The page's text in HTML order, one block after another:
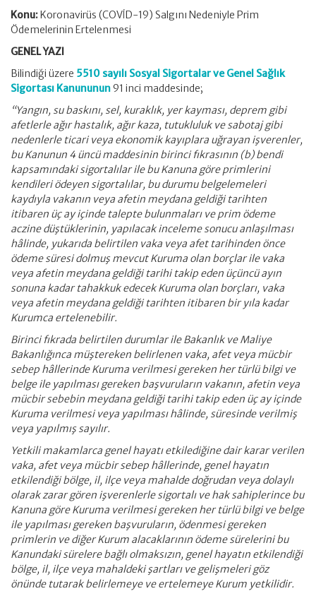
Konu:Koronavirüs (COVİD-19) Salgını Nedeniyle Prim
Ödemelerinin Ertelenmesi
GENEL YAZI
Bilindiği üzere 5510 sayılı Sosyal Sigortalar ve Genel Sağlık
Sigortası Kanununun91 inci maddesinde;
“Yangın, su baskını, sel, kuraklık, yer kayması, deprem gibi
afetlerle ağır hastalık, ağır kaza, tutukluluk ve sabotaj gibi
nedenlerle ticari veya ekonomik kayıplara uğrayan işverenler,
bu Kanunun 4 üncü maddesinin birinci fıkrasının (b) bendi
kapsamındaki sigortalılar ile bu Kanuna göre primlerini
kendileri ödeyen sigortalılar, bu durumu belgelemeleri
kaydıyla vakanın veya afetin meydana geldiği tarihten
itibaren üç ay içinde talepte bulunmaları ve prim ödeme
aczine düştüklerinin, yapılacak inceleme sonucu anlaşılması
hâlinde, yukarıda belirtilen vaka veya afet tarihinden önce
ödeme süresi dolmuş mevcut Kuruma olan borçlar ile vaka
veya afetin meydana geldiği tarihi takip eden üçüncü ayın
sonuna kadar tahakkuk edecek Kuruma olan borçları, vaka
veya afetin meydana geldiği tarihten itibaren bir yıla kadar
Kurumca ertelenebilir.
Birinci fıkrada belirtilen durumlar ile Bakanlık ve Maliye
Bakanlığınca müştereken belirlenen vaka, afet veya mücbir
sebep hâllerinde Kuruma verilmesi gereken her türlü bilgi ve
belge ile yapılması gereken başvuruların vakanın, afetin veya
mücbir sebebin meydana geldiği tarihi takip eden üç ay içinde
Kuruma verilmesi veya yapılması hâlinde, süresinde verilmiş
veya yapılmış sayılır.
Yetkili makamlarca genel hayatı etkilediğine dair karar verilen
vaka, afet veya mücbir sebep hâllerinde, genel hayatın
etkilendiği bölge, il, ilçe veya mahalde doğrudan veya dolaylı
olarak zarar gören işverenlerle sigortalı ve hak sahiplerince bu
Kanuna göre Kuruma verilmesi gereken her türlü bilgi ve belge
ile yapılması gereken başvuruların, ödenmesi gereken
primlerin ve diğer Kurum alacaklarının ödeme sürelerini bu
Kanundaki sürelere bağlı olmaksızın, genel hayatın etkilendiği
bölge, il, ilçe veya mahaldeki şartları ve gelişmeleri göz
önünde tutarak belirlemeye ve ertelemeye Kurum yetkilidir.